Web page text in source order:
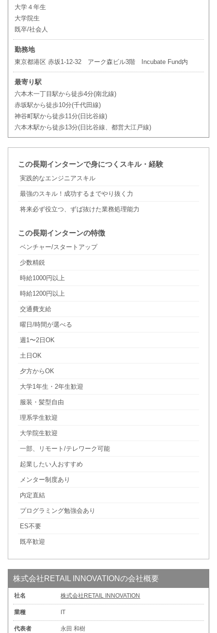
大学４年生
大学院生
既卒/社会人
勤務地
東京都港区 赤坂1-12-32 アーク森ビル3階 Incubate Fund内
最寄り駅
六本木一丁目駅から徒歩4分(南北線)
赤坂駅から徒歩10分(千代田線)
神谷町駅から徒歩11分(日比谷線)
六本木駅から徒歩13分(日比谷線、都営大江戸線)
この長期インターンで身につくスキル・経験
実践的なエンジニアスキル
最強のスキル！成功するまでやり抜く力
将来必ず役立つ、ずば抜けた業務処理能力
この長期インターンの特徴
ベンチャー/スタートアップ
少数精鋭
時給1000円以上
時給1200円以上
交通費支給
曜日/時間が選べる
週1〜2日OK
土日OK
夕方からOK
大学1年生・2年生歓迎
服装・髪型自由
理系学生歓迎
大学院生歓迎
一部、リモート/テレワーク可能
起業したい人おすすめ
メンター制度あり
内定直結
プログラミング勉強会あり
ES不要
既卒歓迎
株式会社RETAIL INNOVATIONの会社概要
社名 株式会社RETAIL INNOVATION
業種 IT
代表者 永田 和樹